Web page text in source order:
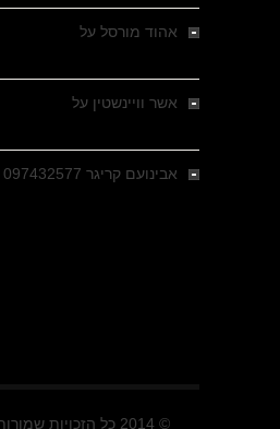
אהוד מורסל על
אשר וויינשטין על
אבינועם קריגר 097432577
© 2014 כל הזכויות שמורות.